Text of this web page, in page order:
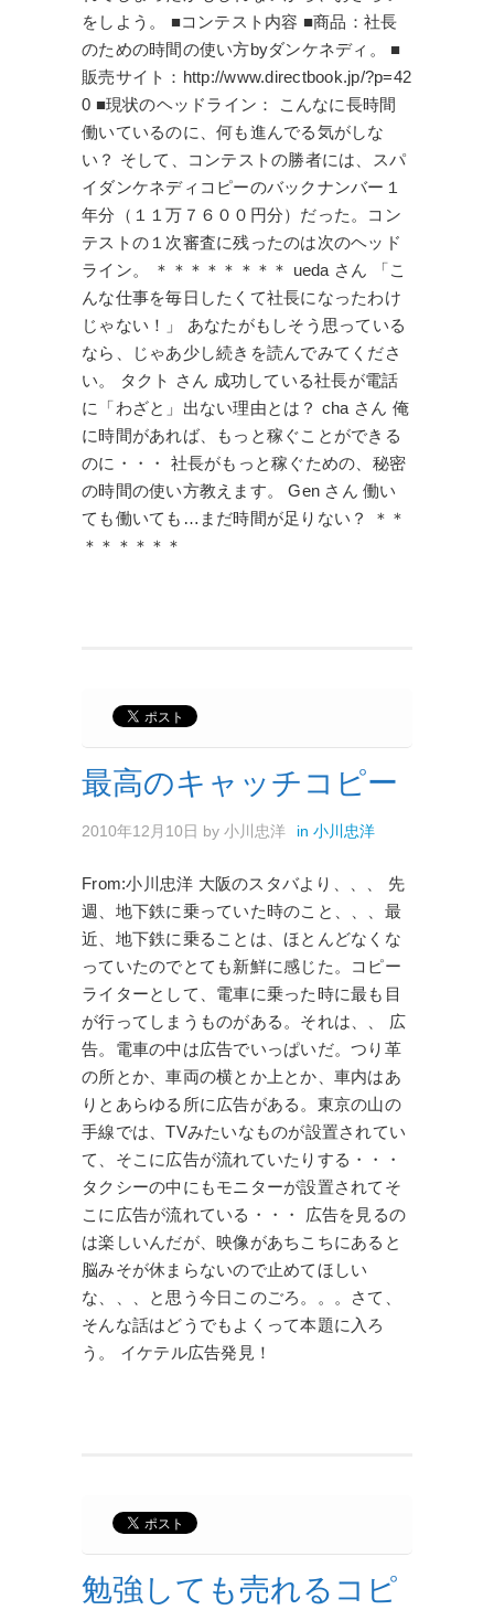
をしよう。 ■コンテスト内容 ■商品：社長
のための時間の使い方byダンケネディ。 ■
販売サイト：http://www.directbook.jp/?p=42
0 ■現状のヘッドライン： こんなに長時間
働いているのに、何も進んでる気がしな
い？ そして、コンテストの勝者には、スパ
イダンケネディコピーのバックナンバー１
年分（１１万７６００円分）だった。コン
テストの１次審査に残ったのは次のヘッド
ライン。 ＊＊＊＊＊＊＊＊ ueda さん 「こ
んな仕事を毎日したくて社長になったわけ
じゃない！」 あなたがもしそう思っている
なら、じゃあ少し続きを読んでみてくださ
い。 タクト さん 成功している社長が電話
に「わざと」出ない理由とは？ cha さん 俺
に時間があれば、もっと稼ぐことができる
のに・・・ 社長がもっと稼ぐための、秘密
の時間の使い方教えます。 Gen さん 働い
ても働いても…まだ時間が足りない？ ＊＊
＊＊＊＊＊＊
最高のキャッチコピー
2010年12月10日 by 小川忠洋 in 小川忠洋
From:小川忠洋 大阪のスタバより、、、 先
週、地下鉄に乗っていた時のこと、、、最
近、地下鉄に乗ることは、ほとんどなくな
っていたのでとても新鮮に感じた。コピー
ライターとして、電車に乗った時に最も目
が行ってしまうものがある。それは、、 広
告。電車の中は広告でいっぱいだ。つり革
の所とか、車両の横とか上とか、車内はあ
りとあらゆる所に広告がある。東京の山の
手線では、TVみたいなものが設置されてい
て、そこに広告が流れていたりする・・・
タクシーの中にもモニターが設置されてそ
こに広告が流れている・・・ 広告を見るの
は楽しいんだが、映像があちこちにあると
脳みそが休まらないので止めてほしい
な、、、と思う今日このごろ。。。さて、
そんな話はどうでもよくって本題に入ろ
う。 イケテル広告発見！
勉強しても売れるコピ